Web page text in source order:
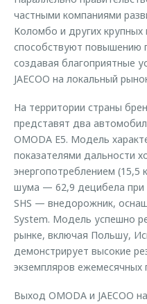
частными компаниями
Коломбо и других
способствуют повышению
создавая благоприятные
JAECOO на локальный
На территории страны
представят два
OMODA E5. Модель
показателями дальности
энергопотреблением
шума — 62,9 децибела при
SHS — внедорожник,
System. Модель успешно
рынке, включая Польшу,
демонстрирует высокие
экземпляров ежемесячных
Выход OMODA и JAECOO